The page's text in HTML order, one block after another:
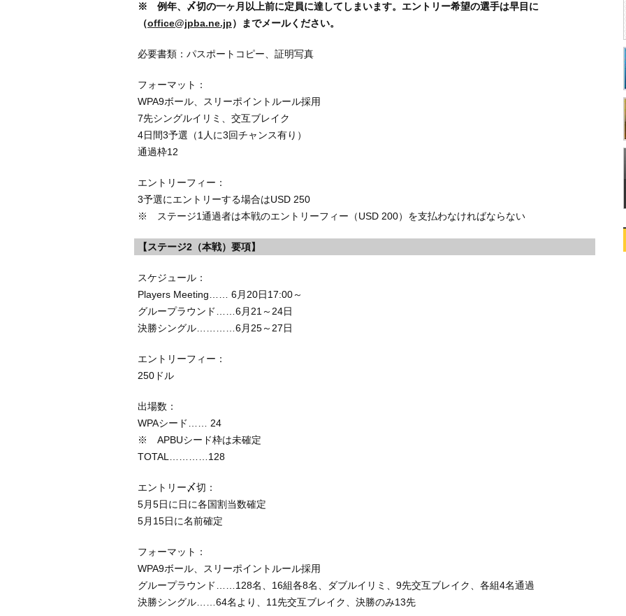
※ 例年、〆切の一ヶ月以上前に定員に達してしまいます。エントリー希望の選手は早目に
（office@jpba.ne.jp）までメールください。
必要書類：パスポートコピー、証明写真
フォーマット：
WPA9ボール、スリーポイントルール採用
7先シングルイリミ、交互ブレイク
4日間3予選（1人に3回チャンス有り）
通過枠12
エントリーフィー：
3予選にエントリーする場合はUSD 250
※ ステージ1通過者は本戦のエントリーフィー（USD 200）を支払わなければならない
【ステージ2（本戦）要項】
スケジュール：
Players Meeting…… 6月20日17:00～
グループラウンド……6月21～24日
決勝シングル…………6月25～27日
エントリーフィー：
250ドル
出場数：
WPAシード…… 24
※ APBUシード枠は未確定
TOTAL…………128
エントリー〆切：
5月5日に日に各国割当数確定
5月15日に名前確定
フォーマット：
WPA9ボール、スリーポイントルール採用
グループラウンド……128名、16組各8名、ダブルイリミ、9先交互ブレイク、各組4名通過
決勝シングル……64名より、11先交互ブレイク、決勝のみ13先